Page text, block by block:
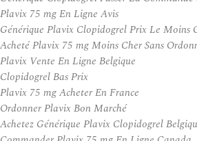
Plavix 75 mg En Ligne Avis
Générique Plavix Clopidogrel Prix Le Moins
Acheté Plavix 75 mg Moins Cher Sans
Plavix Vente En Ligne Belgique
Clopidogrel Bas Prix
Plavix 75 mg Acheter En France
Ordonner Plavix Bon Marché
Achetez Générique Plavix Clopidogrel